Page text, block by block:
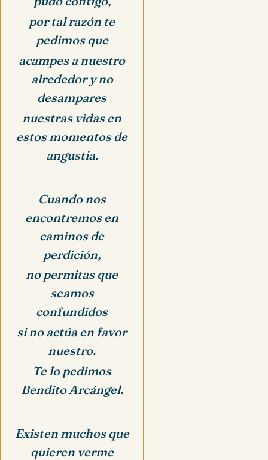
por tal razón te
pedimos que
acampes a nuestro
alrededor y no
desampares
nuestras vidas en
estos momentos de
angustia.
Cuando nos
encontremos en
caminos de
perdición,
no permitas que
seamos
confundidos
si no actúa en favor
nuestro.
Te lo pedimos
Bendito Arcángel.
Existen muchos que
quieren verme